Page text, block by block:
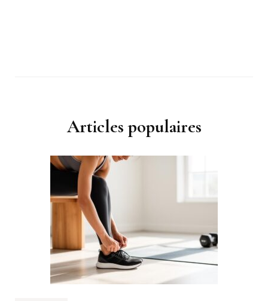
Articles populaires